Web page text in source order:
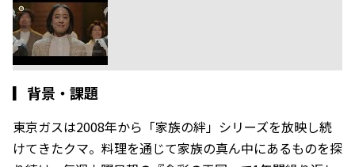
▎ 背景・課題
東京ガスは2008年から「家族の絆」シリーズを放映し続
けてきたクマ。料理を通じて家族の真ん中にあるものを探